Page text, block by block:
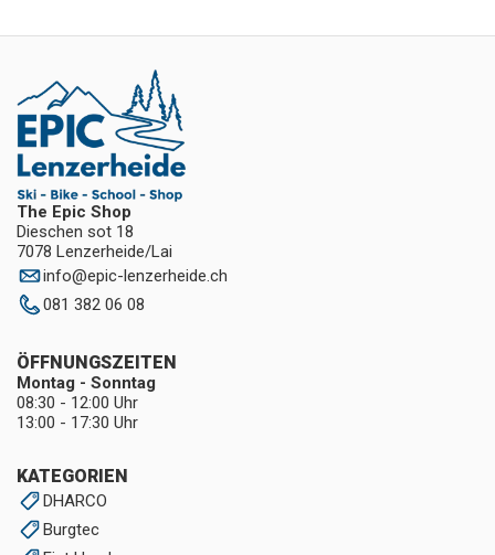
The Epic Shop
Dieschen sot 18
7078 Lenzerheide/Lai
info@epic-lenzerheide.ch
081 382 06 08
KATEGORIEN
DHARCO
Burgtec
ÖFFNUNGSZEITEN
Montag - Sonntag
08:30 - 12:00 Uhr
13:00 - 17:30 Uhr